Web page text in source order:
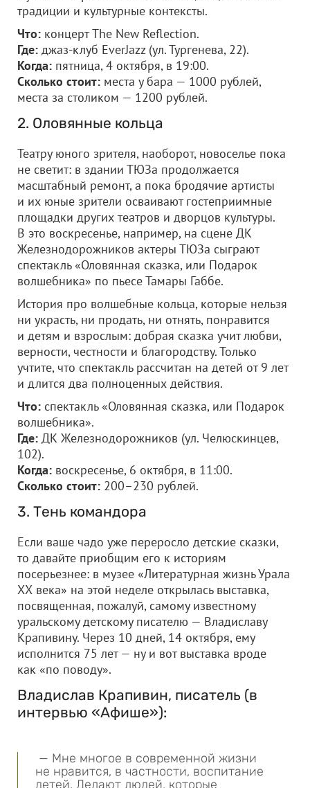
традиции и культурные контексты.
Что: концерт The New Reflection.
Где: джаз-клуб EverJazz (ул. Тургенева, 22).
Когда: пятница, 4 октября, в 19:00.
Сколько стоит: места у бара — 1000 рублей,
места за столиком — 1200 рублей.
2. Оловянные кольца
Театру юного зрителя, наоборот, новоселье пока
не светит: в здании ТЮЗа продолжается
масштабный ремонт, а пока бродячие артисты
и их юные зрители осваивают гостеприимные
площадки других театров и дворцов культуры.
В это воскресенье, например, на сцене ДК
Железнодорожников актеры ТЮЗа сыграют
спектакль «Оловянная сказка, или Подарок
волшебника» по пьесе Тамары Габбе.
История про волшебные кольца, которые нельзя
ни украсть, ни продать, ни отнять, понравится
и детям и взрослым: добрая сказка учит любви,
верности, честности и благородству. Только
учтите, что спектакль рассчитан на детей от 9 лет
и длится два полноценных действия.
Что: спектакль «Оловянная сказка, или Подарок
волшебника».
Где: ДК Железнодорожников (ул. Челюскинцев,
102).
Когда: воскресенье, 6 октября, в 11:00.
Сколько стоит: 200–230 рублей.
3. Тень командора
Если ваше чадо уже переросло детские сказки,
то давайте приобщим его к историям
посерьезнее: в музее «Литературная жизнь Урала
ХХ века» на этой неделе открылась выставка,
посвященная, пожалуй, самому известному
уральскому детскому писателю — Владиславу
Крапивину. Через 10 дней, 14 октября, ему
исполнится 75 лет — ну и вот выставка вроде
как «по поводу».
Владислав Крапивин, писатель (в
интервью «Афише»):
— Мне многое в современной жизни
не нравится, в частности, воспитание
детей. Делают людей, которые